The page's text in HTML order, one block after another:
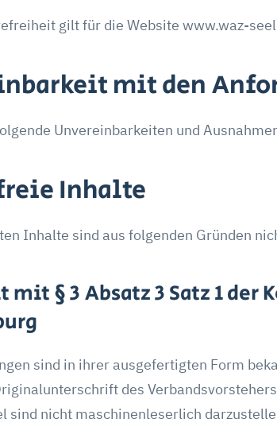
gilt für die Website www.waz-
mit den
Unvereinbarkeiten und
Inhalte
Inhalte sind aus folgenden Gründen
§ 3 Absatz 3 Satz 1
sind in ihrer ausgefertigten Form
des
sind nicht maschinenleserlich